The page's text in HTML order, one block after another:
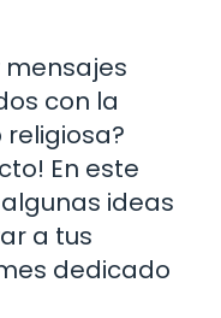
con la
En este
ideas
a tus
dedicado